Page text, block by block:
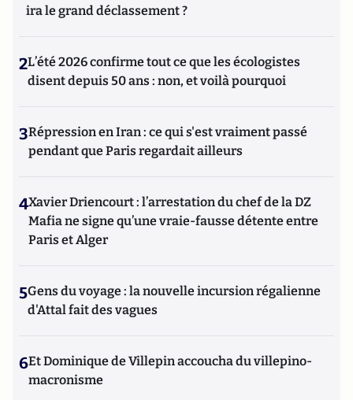
ira le grand déclassement ?
2L’été 2026 confirme tout ce que les écologistes
disent depuis 50 ans : non, et voilà pourquoi
3Répression en Iran : ce qui s'est vraiment passé
pendant que Paris regardait ailleurs
4Xavier Driencourt : l’arrestation du chef de la DZ
Mafia ne signe qu’une vraie-fausse détente entre
Paris et Alger
5Gens du voyage : la nouvelle incursion régalienne
d'Attal fait des vagues
6Et Dominique de Villepin accoucha du villepino-
macronisme